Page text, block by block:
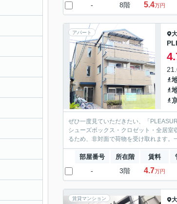
- 8階 5.4万円
アパート
ぜひ一度見ていただきたい、「
シューズボックス・クロゼット・全居
るため、非対面で荷物を受け取れます
部屋番号 所在階 賃料
- 3階 4.7万円
賃貸マンション